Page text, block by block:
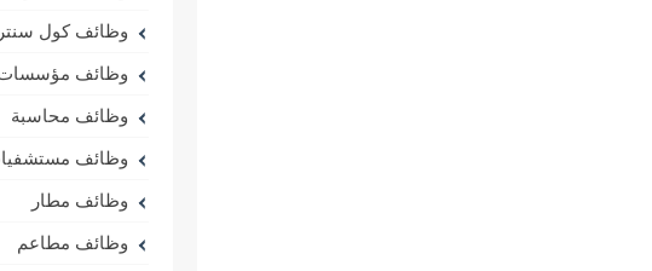
وظائف كول سنتر
وظائف
وظائف محاسبة
وظائف
وظائف مطار
وظائف مطاعم